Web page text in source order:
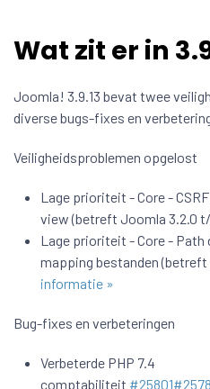
Wat zit er in
Joomla! 3.9.13 bevat twee
diverse bugs-fixes en
Veiligheidsproblemen opgelost
Lage prioriteit - Core -
view (betreft Joomla 3.2.0 t/
Lage prioriteit - Core -
mapping bestanden
informatie »
Bug-fixes en verbeteringen
Verbeterde PHP 7.4
comptabiliteit #25801